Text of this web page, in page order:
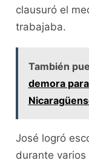
clausuró el
trabajaba.
También
demora
José logró
durante